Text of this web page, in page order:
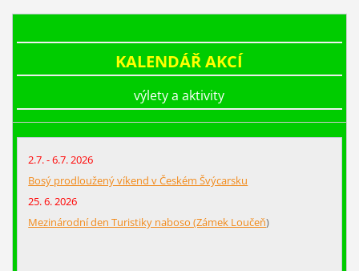
KALENDÁŘ AKCÍ
výlety a aktivity
2.7. - 6.7. 2026
Bosý prodloužený víkend v Českém Švýcarsku
25. 6. 2026
Mezinárodní den Turistiky naboso (Zámek Loučeň)